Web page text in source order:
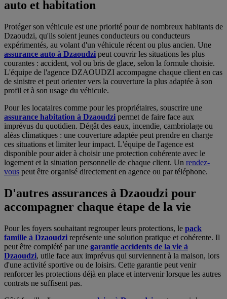
auto et habitation
Protéger son véhicule est une priorité pour de nombreux habitants de
Dzaoudzi, qu'ils soient jeunes conducteurs ou conducteurs
expérimentés, au volant d'un véhicule récent ou plus ancien. Une
assurance auto à Dzaoudzi peut couvrir les situations les plus
courantes : accident, vol ou bris de glace, selon la formule choisie.
L'équipe de l'agence DZAOUDZI accompagne chaque client en cas
de sinistre et peut orienter vers la couverture la plus adaptée à son
profil et à son usage du véhicule.
Pour les locataires comme pour les propriétaires, souscrire une
assurance habitation à Dzaoudzi permet de faire face aux
imprévus du quotidien. Dégât des eaux, incendie, cambriolage ou
aléas climatiques : une couverture adaptée peut prendre en charge
ces situations et limiter leur impact. L'équipe de l'agence est
disponible pour aider à choisir une protection cohérente avec le
logement et la situation personnelle de chaque client. Un rendez-
vous peut être organisé directement en agence ou par téléphone.
D'autres assurances à Dzaoudzi pour
accompagner chaque étape de la vie
Pour les foyers souhaitant regrouper leurs protections, le pack
famille à Dzaoudzi représente une solution pratique et cohérente. Il
peut être complété par une garantie accidents de la vie à
Dzaoudzi, utile face aux imprévus qui surviennent à la maison, lors
d'une activité sportive ou de loisirs. Cette garantie peut venir
renforcer les protections déjà en place et intervenir lorsque les autres
contrats ne suffisent pas.